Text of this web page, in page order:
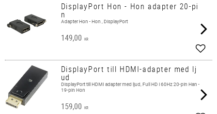
DisplayPort Hon - Hon adapter 20-pi
n
Adapter Hon - Hon , DisplayPort
149,00 KR
Add
DisplayPort till HDMI-adapter med lj
ud
DisplayPort till HDMI adapter med ljud, Full HD i 60Hz 20-pin Han -
19-pin Hon
159,00 KR